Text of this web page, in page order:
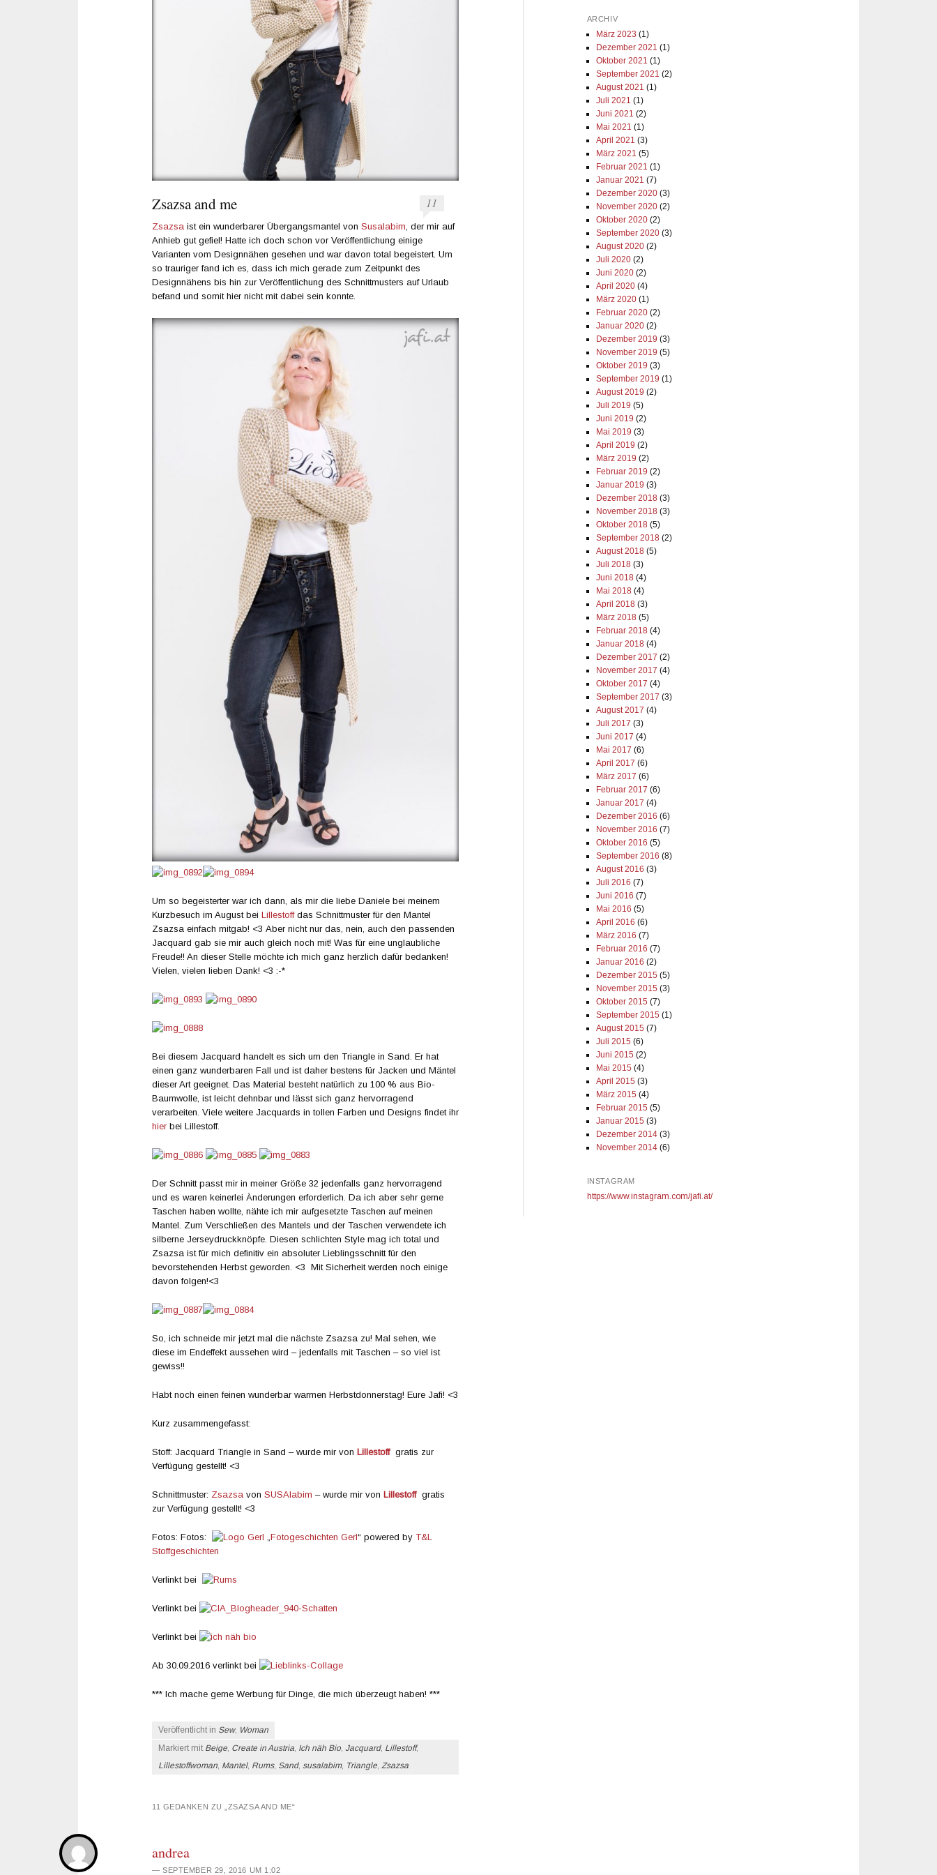
Zsazsa and me 11
Zsazsa ist ein wunderbarer Übergangsmantel von Susalabim , der mir auf
Anhieb gut gefiel! Hatte ich doch schon vor Veröffentlichung einige
Varianten vom Designnähen gesehen und war davon total begeistert. Um
so trauriger fand ich es, dass ich mich gerade zum Zeitpunkt des
Designnähens bis hin zur Veröffentlichung des Schnittmusters auf Urlaub
befand und somit hier nicht mit dabei sein konnte.
Um so begeisterter war ich dann, als mir die liebe Daniele bei meinem
Kurzbesuch im August bei Lillestoffdas Schnittmuster für den Mantel
Zsazsa einfach mitgab! <3 Aber nicht nur das, nein, auch den passenden
Jacquard gab sie mir auch gleich noch mit! Was für eine unglaubliche
Freude!! An dieser Stelle möchte ich mich ganz herzlich dafür bedanken!
Vielen, vielen lieben Dank! <3 :-*
Bei diesem Jacquard handelt es sich um den Triangle in Sand. Er hat
einen ganz wunderbaren Fall und ist daher bestens für Jacken und Mäntel
dieser Art geeignet. Das Material besteht natürlich zu 100 % aus Bio-
Baumwolle, ist leicht dehnbar und lässt sich ganz hervorragend
verarbeiten. Viele weitere Jacquards in tollen Farben und Designs findet ihr
hier bei Lillestoff.
Der Schnitt passt mir in meiner Größe 32 jedenfalls ganz hervorragend
und es waren keinerlei Änderungen erforderlich. Da ich aber sehr gerne
Taschen haben wollte, nähte ich mir aufgesetzte Taschen auf meinen
Mantel. Zum Verschließen des Mantels und der Taschen verwendete ich
silberne Jerseydruckknöpfe. Diesen schlichten Style mag ich total und
Zsazsa ist für mich definitiv ein absoluter Lieblingsschnitt für den
bevorstehenden Herbst geworden. <3 Mit Sicherheit werden noch einige
davon folgen!<3
So, ich schneide mir jetzt mal die nächste Zsazsa zu! Mal sehen, wie
diese im Endeffekt aussehen wird – jedenfalls mit Taschen – so viel ist
gewiss!!
Habt noch einen feinen wunderbar warmen Herbstdonnerstag! Eure Jafi! <3
Kurz zusammengefasst:
Stoff: Jacquard Triangle in Sand – wurde mir von Lillestoffgratis zur
Verfügung gestellt! <3
Schnittmuster: Zsazsa von SUSAlabim – wurde mir von Lillestoffgratis
zur Verfügung gestellt! <3
Fotos: Fotos: „Fotogeschichten Gerl“ powered by T&L
Stoffgeschichten
Verlinkt bei
Verlinkt bei
Verlinkt bei
Ab 30.09.2016 verlinkt bei
*** Ich mache gerne Werbung für Dinge, die mich überzeugt haben! ***
Veröffentlicht in Sew, Woman
Markiert mit Beige Create in Austria Ich näh Bio Jacquard, Lillestoff,
Lillestoffwoman Mantel, Rums, Sand, susalabim, Triangle Zsazsa
11 GEDANKEN ZU „ ZSAZSA AND ME“
andrea
SEPTEMBER 29, 2016 UM 1:02
ARCHIV
März 2023 (1)
Dezember 2021 (1)
Oktober 2021 (1)
September 2021 (2)
August 2021 (1)
Juli 2021 (1)
Juni 2021 (2)
Mai 2021 (1)
April 2021 (3)
März 2021 (5)
Februar 2021 (1)
Januar 2021 (7)
Dezember 2020(3)
November 2020(2)
Oktober 2020(2)
September 2020(3)
August 2020(2)
Juli 2020(2)
Juni 2020(2)
April 2020(4)
März 2020(1)
Februar 2020(2)
Januar 2020(2)
Dezember 2019 (3)
November 2019 (5)
Oktober 2019 (3)
September 2019 (1)
August 2019 (2)
Juli 2019 (5)
Juni 2019 (2)
Mai 2019 (3)
April 2019 (2)
März 2019 (2)
Februar 2019 (2)
Januar 2019 (3)
Dezember 2018(3)
November 2018(3)
Oktober 2018(5)
September 2018(2)
August 2018(5)
Juli 2018(3)
Juni 2018(4)
Mai 2018(4)
April 2018(3)
März 2018(5)
Februar 2018(4)
Januar 2018(4)
Dezember 2017 (2)
November 2017 (4)
Oktober 2017 (4)
September 2017 (3)
August 2017 (4)
Juli 2017 (3)
Juni 2017 (4)
Mai 2017 (6)
April 2017 (6)
März 2017 (6)
Februar 2017 (6)
Januar 2017 (4)
Dezember 2016 (6)
November 2016 (7)
Oktober 2016 (5)
September 2016 (8)
August 2016 (3)
Juli 2016 (7)
Juni 2016 (7)
Mai 2016 (5)
April 2016 (6)
März 2016 (7)
Februar 2016 (7)
Januar 2016 (2)
Dezember 2015 (5)
November 2015 (3)
Oktober 2015 (7)
September 2015 (1)
August 2015 (7)
Juli 2015 (6)
Juni 2015 (2)
Mai 2015 (4)
April 2015 (3)
März 2015 (4)
Februar 2015 (5)
Januar 2015 (3)
Dezember 2014(3)
November 2014(6)
INSTAGRAM
https://www.instagram.com/jafi.at/